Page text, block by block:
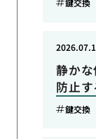
鍵交換
静か
防止
鍵交換